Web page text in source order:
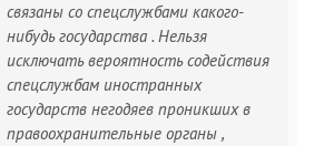
связаны со спецслужбами какого-
нибудь государства . Нельзя
исключать вероятность содействия
спецслужбам иностранных
государств негодяев проникших в
правоохранительные органы ,